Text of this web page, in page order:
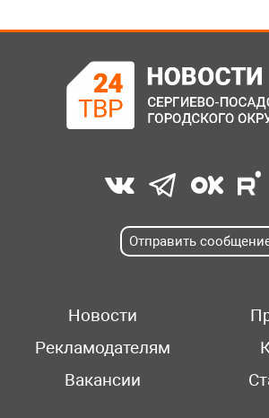
Отправить
Новости
Рекламодателям
Вакансии